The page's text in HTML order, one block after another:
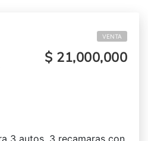
VENTA
$ 21,000,000